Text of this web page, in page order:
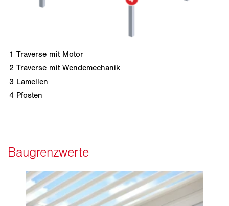
1 Traverse mit Motor
2 Traverse mit Wendemechanik
3 Lamellen
4 Pfosten